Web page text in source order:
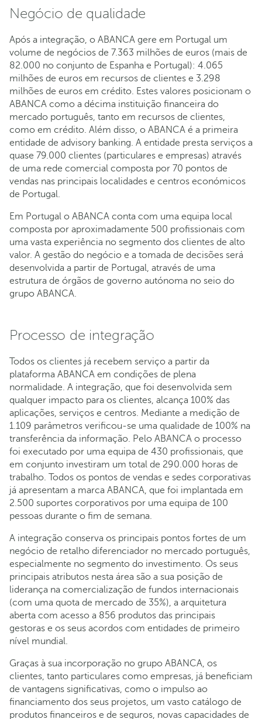
Negócio de qualidade
Após a integração, o ABANCA gere em Portugal um
volume de negócios de 7.363 milhões de euros (mais de
82.000 no conjunto de Espanha e Portugal): 4.065
milhões de euros em recursos de clientes e 3.298
milhões de euros em crédito. Estes valores posicionam o
ABANCA como a décima instituição financeira do
mercado português, tanto em recursos de clientes,
como em crédito. Além disso, o ABANCA é a primeira
entidade de advisory banking. A entidade presta serviços a
quase 79.000 clientes (particulares e empresas) através
de uma rede comercial composta por 70 pontos de
vendas nas principais localidades e centros económicos
de Portugal.
Em Portugal o ABANCA conta com uma equipa local
composta por aproximadamente 500 profissionais com
uma vasta experiência no segmento dos clientes de alto
valor. A gestão do negócio e a tomada de decisões será
desenvolvida a partir de Portugal, através de uma
estrutura de órgãos de governo autónoma no seio do
grupo ABANCA.
Processo de integração
Todos os clientes já recebem serviço a partir da
plataforma ABANCA em condições de plena
normalidade. A integração, que foi desenvolvida sem
qualquer impacto para os clientes, alcança 100% das
aplicações, serviços e centros. Mediante a medição de
1.109 parâmetros verificou-se uma qualidade de 100% na
transferência da informação. Pelo ABANCA o processo
foi executado por uma equipa de 430 profissionais, que
em conjunto investiram um total de 290.000 horas de
trabalho. Todos os pontos de vendas e sedes corporativas
já apresentam a marca ABANCA, que foi implantada em
2.500 suportes corporativos por uma equipa de 100
pessoas durante o fim de semana.
A integração conserva os principais pontos fortes de um
negócio de retalho diferenciador no mercado português,
especialmente no segmento do investimento. Os seus
principais atributos nesta área são a sua posição de
liderança na comercialização de fundos internacionais
(com uma quota de mercado de 35%), a arquitetura
aberta com acesso a 856 produtos das principais
gestoras e os seus acordos com entidades de primeiro
nível mundial.
Graças à sua incorporação no grupo ABANCA, os
clientes, tanto particulares como empresas, já beneficiam
de vantagens significativas, como o impulso ao
financiamento dos seus projetos, um vasto catálogo de
produtos financeiros e de seguros, novas capacidades de